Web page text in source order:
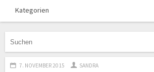
Kategorien
7. NOVEMBER 2015 SANDRA